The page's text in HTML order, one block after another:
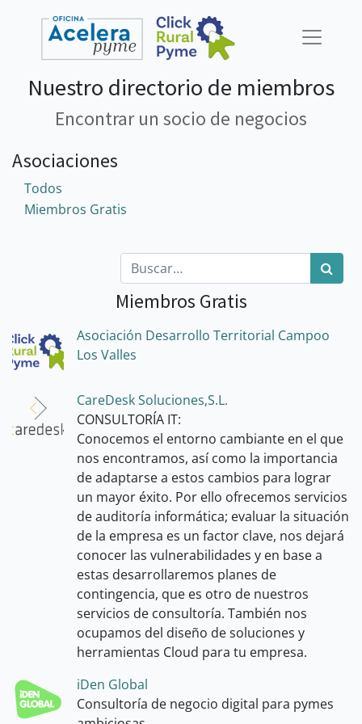
Nuestro directorio de miembros
Encontrar un socio de negocios
Asociaciones
Todos
Miembros Gratis
Miembros Gratis
Asociación Desarrollo Territorial Campoo
Los Valles
CareDesk Soluciones,S.L.
CONSULTORÍA IT:
Conocemos el entorno cambiante en el que
nos encontramos, así como la importancia
de adaptarse a estos cambios para lograr
un mayor éxito. Por ello ofrecemos servicios
de auditoría informática; evaluar la situación
de la empresa es un factor clave, nos dejará
conocer las vulnerabilidades y en base a
estas desarrollaremos planes de
contingencia, que es otro de nuestros
servicios de consultoría. También nos
ocupamos del diseño de soluciones y
herramientas Cloud para tu empresa.
iDen Global
Consultoría de negocio digital para pymes